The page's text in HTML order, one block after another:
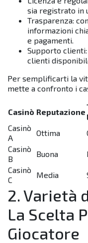
sia registrato in
Trasparenza:
informazioni
e pagamenti.
Supporto
clienti
Per semplificarti la
mette a confronto i
Casinò Reputazione
Casinò
A
Ottima
Casinò
B
Buona
Casinò
C
Media
2. Varietà
La Scelta
Giocatore